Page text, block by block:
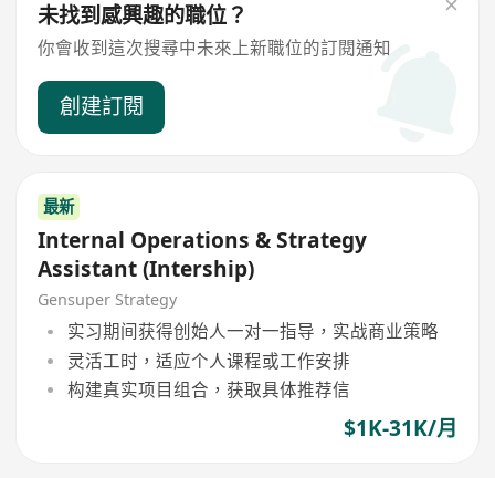
未找到感興趣的職位？
你會收到這次搜尋中未來上新職位的訂閱通知
創建訂閱
最新
Internal Operations & Strategy
Assistant (Intership)
Gensuper Strategy
实习期间获得创始人一对一指导，实战商业策略
灵活工时，适应个人课程或工作安排
构建真实项目组合，获取具体推荐信
$1K-31K/月